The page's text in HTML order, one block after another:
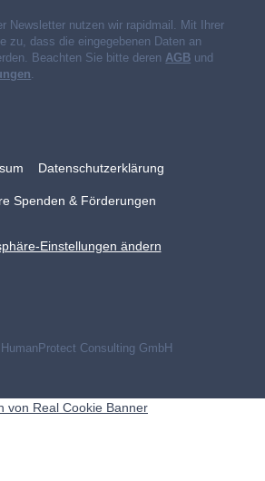
Newsletter nutzen wir rapidmail. Mit Ihrer
zu, dass die eingegebenen Daten an
Beachten Sie bitte derenAGB und
.
Datenschutzerklärung
Spenden & Förderungen
Einstellungen ändern
Consulting GmbH
von Real Cookie Banner